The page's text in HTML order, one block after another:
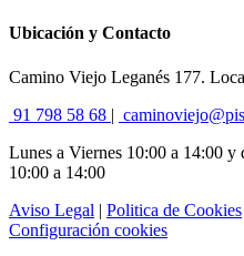
Ubicación y Contacto
Camino Viejo Leganés 177.
91 798 58 68 |
Lunes a Viernes 10:00 a 14:00 y
10:00 a 14:00
Aviso Legal | Politica de Cookies
Configuración cookies